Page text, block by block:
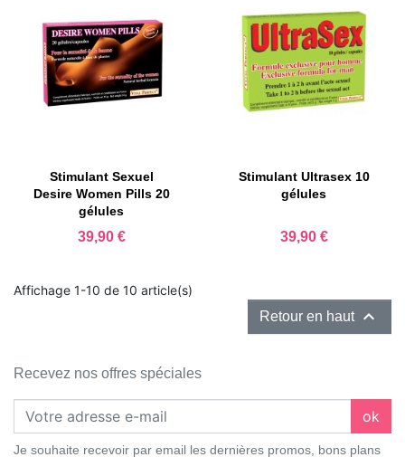
Stimulant Sexuel
Desire Women Pills 20
gélules
Prix
39,90 €
Stimulant Ultrasex 10
gélules
Prix
39,90 €
Affichage 1-10 de 10 article(s)
Retour en haut 
Recevez nos offres spéciales
ok
Je souhaite recevoir par email les dernières promos, bons plans